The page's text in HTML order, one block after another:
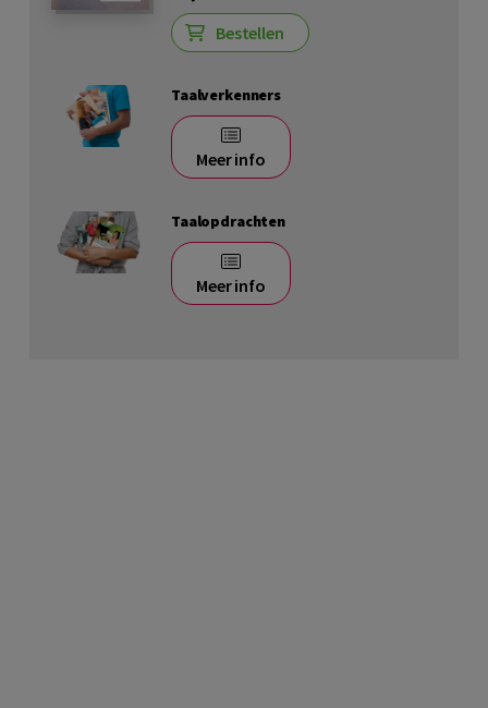
Bestellen
Taalverkenners
Meer info
Taalopdrachten
Meer info